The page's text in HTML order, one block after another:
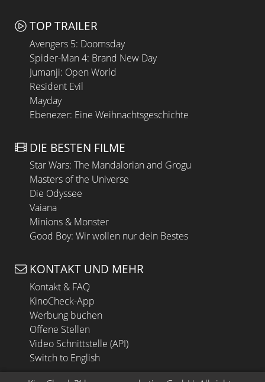
TOP TRAILER
Avengers 5: Doomsday
Spider-Man 4: Brand New Day
Jumanji: Open World
Resident Evil
Mayday
Ebenezer: Eine Weihnachtsgeschichte
DIE BESTEN FILME
Star Wars: The Mandalorian and Grogu
Masters of the Universe
Die Odyssee
Vaiana
Minions & Monster
Good Boy: Wir wollen nur dein Bestes
KONTAKT UND MEHR
Kontakt & FAQ
KinoCheck-App
Werbung buchen
Offene Stellen
Video Schnittstelle (API)
Switch to English